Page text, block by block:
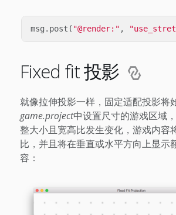
msg . post ( "@render:" ,
Fixed fit 投影
就像拉伸投影一样，固定适配投影将
game.project中设置尺寸的游戏区域
整大小且宽高比发生变化，游戏内容
比，并且将在垂直或水平方向上显示
容：